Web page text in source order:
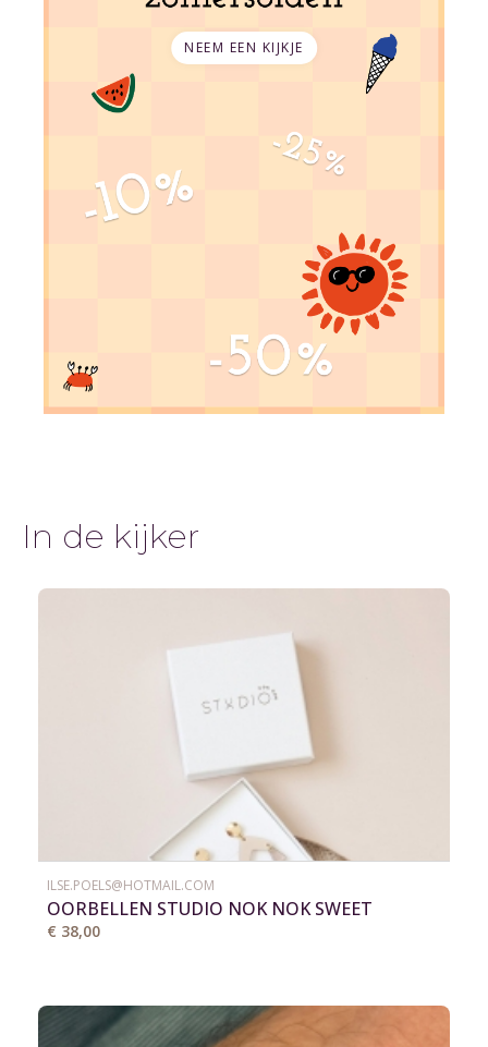
NEEM EEN KIJKJE
In de kijker
ILSE.POELS@HOTMAIL.COM
OORBELLEN STUDIO NOK NOK SWEET
SUNSET 3
€ 38,00